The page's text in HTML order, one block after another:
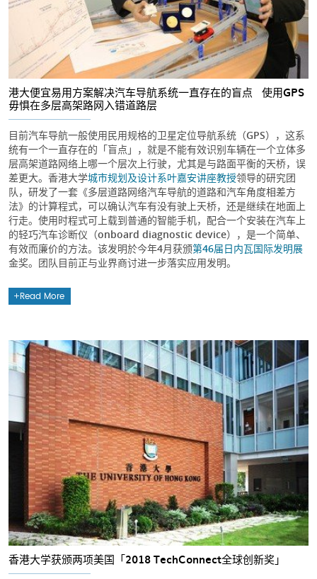
港大便宜易用方案解决汽车导航系统一直存在的盲点 使用GPS
毋惧在多层高架路网入错道路层
目前汽车导航一般使用民用规格的卫星定位导航系统（GPS），这系
统有一个一直存在的「盲点」，就是不能有效识别车辆在一个立体多
层高架道路网络上哪一个层次上行驶，尤其是与路面平衡的天桥，误
差更大。香港大学城市规划及设计系叶嘉安讲座教授领导的研究团
队，研发了一套《多层道路网络汽车导航的道路和汽车角度相差方
法》的计算程式，可以确认汽车有没有驶上天桥，还是继续在地面上
行走。使用时程式可上载到普通的智能手机，配合一个安装在汽车上
的轻巧汽车诊断仪（onboard diagnostic device），是一个简单、
有效而廉价的方法。该发明於今年4月获颁第46届日内瓦国际发明展
金奖。团队目前正与业界商讨进一步落实应用发明。
Read More
香港大学获颁两项美国「2018 TechConnect全球创新奖」